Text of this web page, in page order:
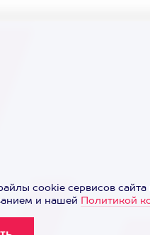
cookie сервисов сайта
и нашей Политикой